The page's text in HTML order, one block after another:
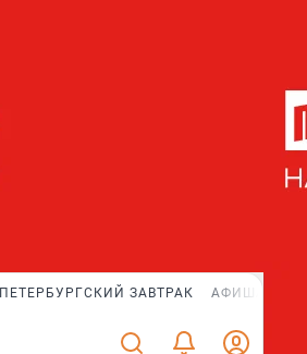
ПЕТЕРБУРГСКИЙ ЗАВТРАК АФИША PLUS